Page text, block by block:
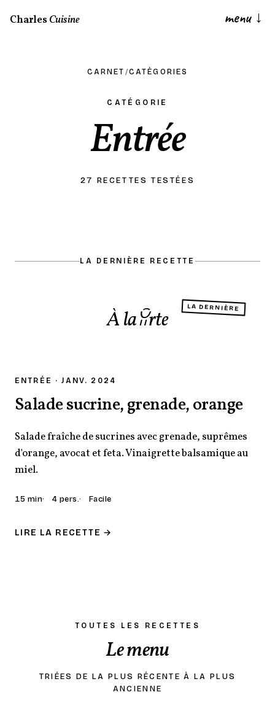
CharlesCuisine menu ↓
CARNET /CATÉGORIES
CATÉGORIE
Entrée
27 RECETTES TESTÉES
LA DERNIÈRE RECETTE
LA DERNIÈRE
ENTRÉE · JANV. 2024
Salade sucrine, grenade, orange
Salade fraîche de sucrines avec grenade, suprêmes
d'orange, avocat et feta. Vinaigrette balsamique au
miel.
15 min 4 pers. Facile
LIRE LA RECETTE →
TOUTES LES RECETTES
Le menu
TRIÉES DE LA PLUS RÉCENTE À LA PLUS
ANCIENNE